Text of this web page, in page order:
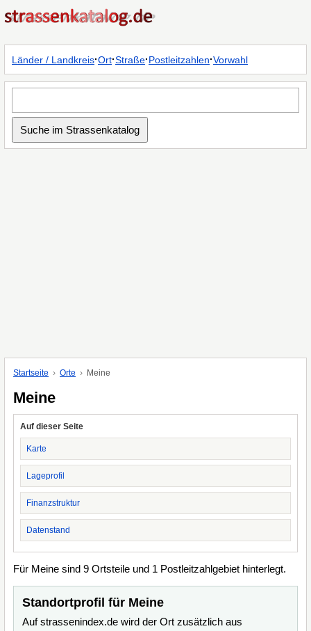
Länder / Landkreis·Ort·Straße·Postleitzahlen·Vorwahl
Startseite Orte Meine
Meine
Auf dieser Seite
Karte
Lageprofil
Finanzstruktur
Datenstand
Für Meine sind 9 Ortsteile und 1 Postleitzahlgebiet hinterlegt.
Standortprofil für Meine
Auf strassenindex.de wird der Ort zusätzlich aus